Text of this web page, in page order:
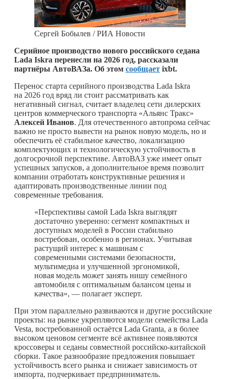
Сергей Бобылев / РИА Новости
Серийное производство нового российского седана
Lada Iskra перенесли на 2026 год, рассказали
партнёры АвтоВАЗа. Об этом сообщает ixbt.
Перенос старта серийного производства Lada Iskra
на 2026 год вряд ли стоит рассматривать как
негативный сигнал, считает владелец сети дилерских
центров коммерческого транспорта «Альянс Тракс»
Алексей Иванов. Для отечественного автопрома сейчас
важно не просто вывести на рынок новую модель, но и
обеспечить её стабильное качество, локализацию
комплектующих и технологическую устойчивость в
долгосрочной перспективе. АвтоВАЗ уже имеет опыт
успешных запусков, а дополнительное время позволит
компании отработать конструктивные решения и
адаптировать производственные линии под
современные требования.
«Перспективы самой Lada Iskra выглядят
достаточно уверенно: сегмент компактных и
доступных моделей в России стабильно
востребован, особенно в регионах. Учитывая
растущий интерес к машинам с
современными системами безопасности,
мультимедиа и улучшенной эргономикой,
новая модель может занять нишу семейного
автомобиля с оптимальным балансом цены и
качества», — полагает эксперт.
При этом параллельно развиваются и другие российские
проекты: на рынке укрепляются модели семейства Lada
Vesta, востребованной остаётся Lada Granta, а в более
высоком ценовом сегменте всё активнее появляются
кроссоверы и седаны совместной российско-китайской
сборки. Такое разнообразие предложения повышает
устойчивость всего рынка и снижает зависимость от
импорта, подчеркивает предприниматель.